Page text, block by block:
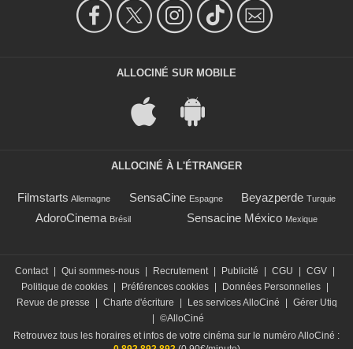
ALLOCINÉ SUR MOBILE
ALLOCINÉ À L'ÉTRANGER
Filmstarts Allemagne SensaCine Espagne Beyazperde Turquie
AdoroCinema Brésil Sensacine México Mexique
Contact Qui sommes-nous Recrutement Publicité CGU CGV
Politique de cookies
Préférences cookies Données Personnelles
Revue de presse
Charte d'écriture Les services AlloCiné
Gérer Utiq
©AlloCiné
Retrouvez tous les horaires et infos de votre cinéma sur le numéro AlloCiné :